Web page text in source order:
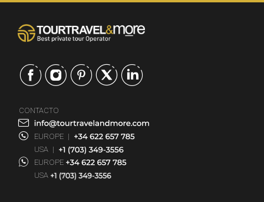
CONTACTO
EUROPE |
USA |
EUROPE
USA